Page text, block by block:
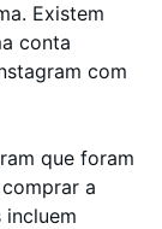
Existem
conta
com
que foram
a